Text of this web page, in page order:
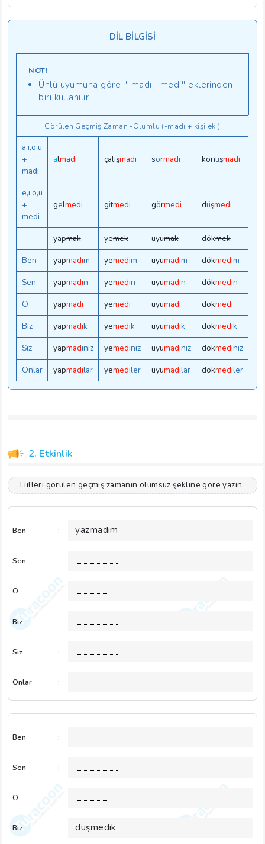
DİL BİLGİSİ
NOT!
Ünlü uyumuna göre ''-madı, -medi'' eklerinden
biri kullanılır.
Görülen Geçmiş Zaman -Olumlu (-madı + kişi eki)
a,ı,o,u
+
madı
almadı çalışmadı sormadı konuşmadı
e,i,ö,ü
+
medi
gelmedi gitmedi görmedi düşmedi
yapmak yemek uyumak dökmek
Ben
yapmadım yemedim uyumadım dökmedim
Sen
yapmadın yemedin uyumadın dökmedin
O
yapmadı yemedi uyumadı dökmedi
Biz
yapmadık yemedik uyumadık dökmedik
Siz
yapmadınız yemediniz uyumadınız dökmediniz
Onlar
yapmadılar yemediler uyumadılar dökmediler
2. Etkinlik
Fiilleri görülen geçmiş zamanın olumsuz şekline göre yazın.
Ben : yazmadım
Sen :
O :
Biz :
Siz :
Onlar :
Ben :
Sen :
O :
Biz : düşmedik